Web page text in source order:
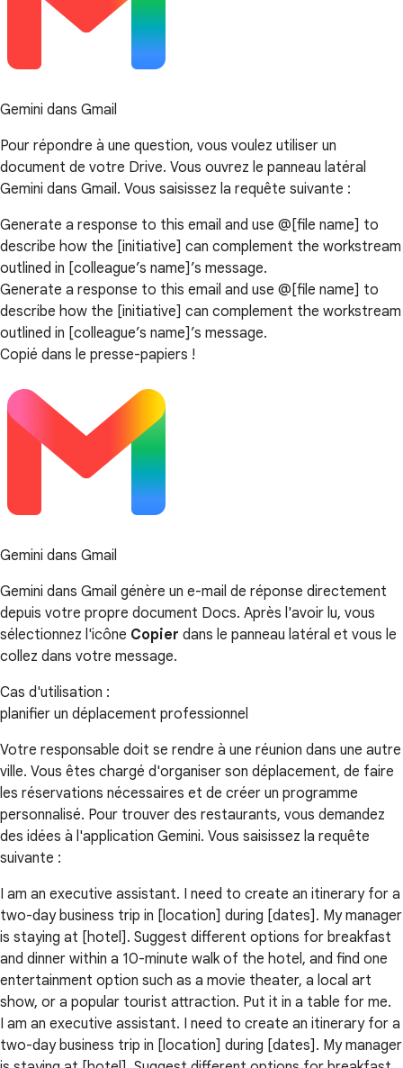
Gemini dans Gmail
Pour répondre à une question, vous voulez utiliser un
document de votre Drive. Vous ouvrez le panneau latéral
Gemini dans Gmail. Vous saisissez la requête suivante :
Generate a response to this email and use @[file name] to
describe how the [initiative] can complement the workstream
outlined in [colleague’s name]’s message.
Generate a response to this email and use @[file name] to
describe how the [initiative] can complement the workstream
outlined in [colleague’s name]’s message.
Copié dans le presse-papiers !
Gemini dans Gmail
Gemini dans Gmail génère un e-mail de réponse directement
depuis votre propre document Docs. Après l'avoir lu, vous
sélectionnez l'icône Copier dans le panneau latéral et vous le
collez dans votre message.
Cas d'utilisation :
planifier un déplacement professionnel
Votre responsable doit se rendre à une réunion dans une autre
ville. Vous êtes chargé d'organiser son déplacement, de faire
les réservations nécessaires et de créer un programme
personnalisé. Pour trouver des restaurants, vous demandez
des idées à l'application Gemini. Vous saisissez la requête
suivante :
I am an executive assistant. I need to create an itinerary for a
two-day business trip in [location] during [dates]. My manager
is staying at [hotel]. Suggest different options for breakfast
and dinner within a 10-minute walk of the hotel, and find one
entertainment option such as a movie theater, a local art
show, or a popular tourist attraction. Put it in a table for me.
I am an executive assistant. I need to create an itinerary for a
two-day business trip in [location] during [dates]. My manager